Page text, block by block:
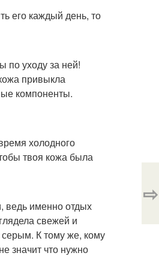
его каждый день, то
по уходу за ней!
привыкла
компоненты.
холодного
твоя кожа была
ведь именно отдых
свежей и
серым. К тому же, кому
значит что нужно
⇨